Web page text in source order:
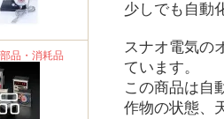
品・消耗品
少しでも自動
スナオ電気の
ています。
この商品は自
作物の状態、